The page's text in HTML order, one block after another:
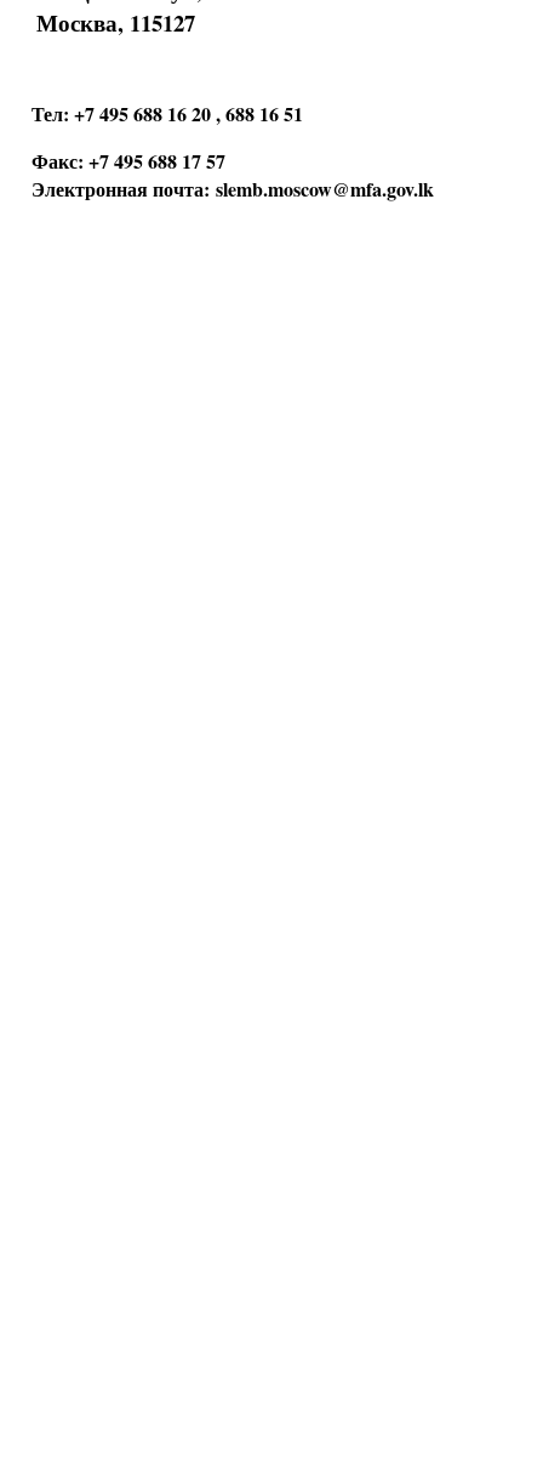
Москва, 115127
Тел: +7 495 688 16 20 , 688 16 51
Факс: +7 495 688 17 57
Электронная почта: slemb.moscow@mfa.gov.lk